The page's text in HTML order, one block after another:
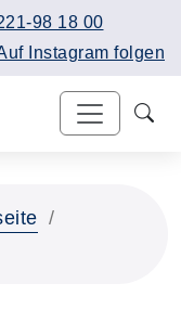
98 18 00
Instagram folgen